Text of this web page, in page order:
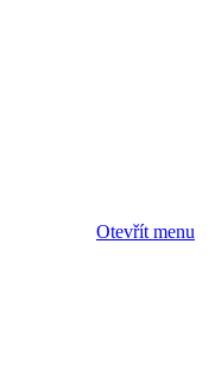
Otevřít menu